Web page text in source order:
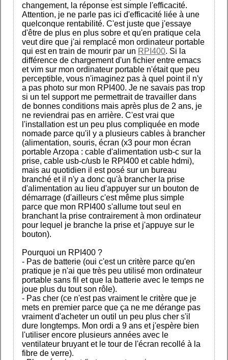
changement, la réponse est simple l'efficacité.
Attention, je ne parle pas ici d'efficacité liée à une
quelconque rentabilité. C'est juste que j'essaye
d'être de plus en plus sobre et qu'en pratique cela
veut dire que j'ai remplacé mon ordinateur portable
qui est en train de mourir par un RPI400. Si la
différence de chargement d'un fichier entre emacs
et vim sur mon ordinateur portable n'était que peu
perceptible, vous n'imaginez pas à quel point il n'y
a pas photo sur mon RPI400. Je ne savais pas trop
si un tel support me permettrait de travailler dans
de bonnes conditions mais après plus de 2 ans, je
ne reviendrai pas en arrière. C'est vrai que
l'installation est un peu plus compliquée en mode
nomade parce qu'il y a plusieurs cables à brancher
(alimentation, souris, écran (x3 pour mon écran
portable Arzopa : cable d'alimentation usb-c sur la
prise, cable usb-c/usb le RPI400 et cable hdmi),
mais au quotidien il est posé sur un bureau
branché et il n'y a donc qu'à brancher la prise
d'alimentation au lieu d'appuyer sur un bouton de
démarrage (d'ailleurs c'est même plus simple
parce que mon RPI400 s'allume tout seul en
branchant la prise contrairement à mon ordinateur
pour lequel je branche la prise et j'appuye sur le
bouton).
Pourquoi un RPI400 ?
- Pas de batterie (oui c'est un critère parce qu'en
pratique je n'ai que très peu utilisé mon ordinateur
portable sans fil et que la batterie avec le temps ne
joue plus du tout son rôle).
- Pas cher (ce n'est pas vraiment le critère que je
mets en premier parce que ça ne me dérange pas
vraiment d'acheter un outil un peu plus cher s'il
dure longtemps. Mon ordi a 9 ans et j'espère bien
l'utiliser encore plusieurs années avec le
ventilateur bruyant et le tour de l'écran recollé à la
fibre de verre).